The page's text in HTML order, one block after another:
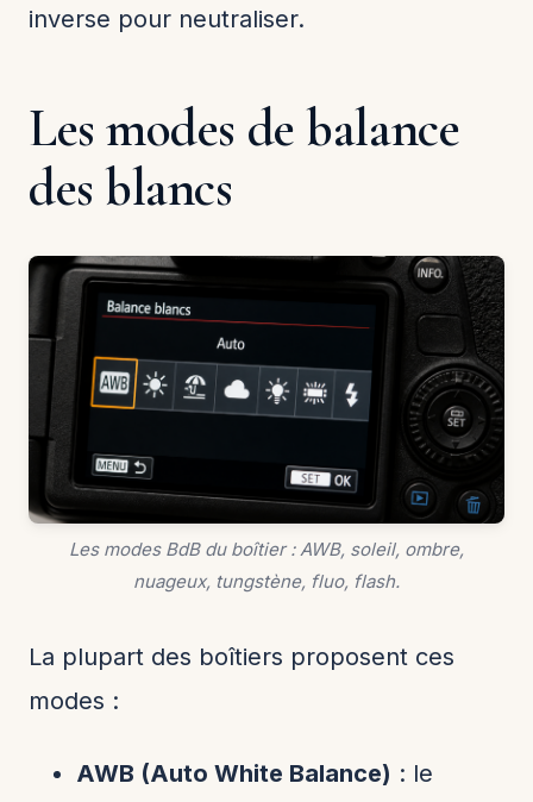
inverse pour neutraliser.
Les modes de balance
des blancs
Les modes BdB du boîtier : AWB, soleil, ombre,
nuageux, tungstène, fluo, flash.
La plupart des boîtiers proposent ces
modes :
AWB (Auto White Balance) : le